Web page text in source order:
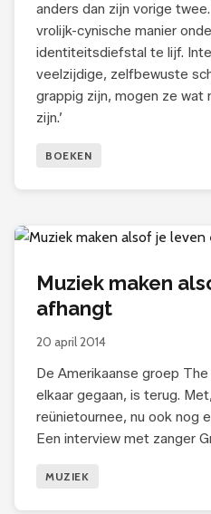
anders dan zijn vorige
vrolijk-cynische manier
identiteitsdiefstal te lijf.
veelzijdige, zelfbewuste
grappig zijn, mogen ze
zijn.’
BOEKEN
Muziek maken
afhangt
20 april 2014
De Amerikaanse groep
elkaar gegaan, is terug.
reünietournee, nu ook nog
Een interview met zanger
MUZIEK